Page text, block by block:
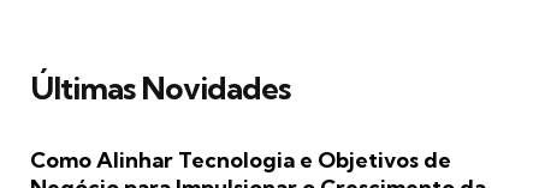
Últimas Novidades
Como Alinhar Tecnologia e Objetivos de